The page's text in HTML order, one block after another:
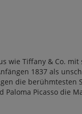
wie Tiffany & Co.
1837 als
die
Picasso die